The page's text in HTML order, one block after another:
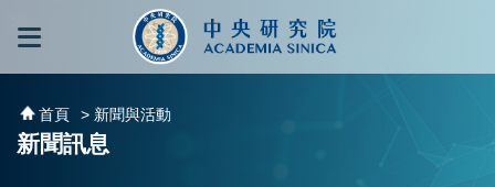
跳到主要內容區塊
首頁 > 新聞與活動
新聞訊息